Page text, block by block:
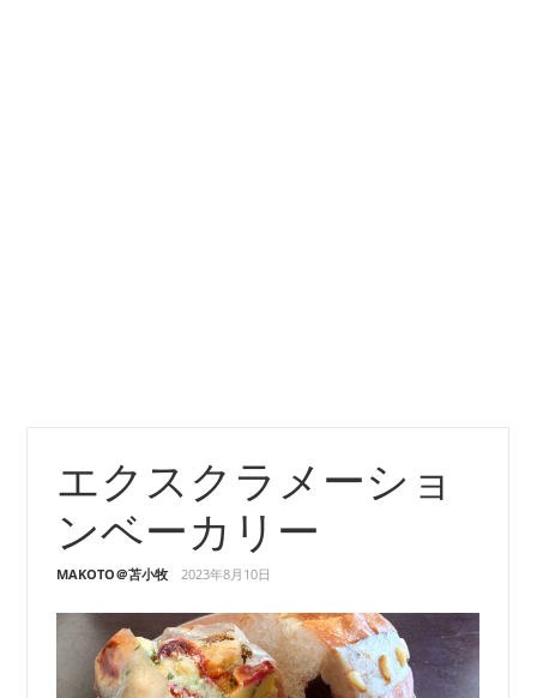
エクスクラメーショ
ンベーカリー
MAKOTO＠苫小牧 2023年8月10日